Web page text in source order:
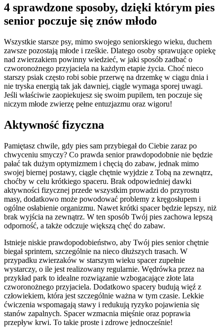
4 sprawdzone sposoby, dzięki którym pies
senior poczuje się znów młodo
Wszystkie starsze psy, mimo swojego seniorskiego wieku, duchem
zawsze pozostają młode i rześkie. Dlatego osoby sprawujące opiekę
nad zwierzakiem powinny wiedzieć, w jaki sposób zadbać o
czworonożnego przyjaciela na każdym etapie życia. Choć nieco
starszy psiak często robi sobie przerwę na drzemkę w ciągu dnia i
nie tryska energią tak jak dawniej, ciągle wymaga sporej uwagi.
Jeśli właściwie zaopiekujesz się swoim pupilem, ten poczuje się
niczym młode zwierzę pełne entuzjazmu oraz wigoru!
Aktywność fizyczna
Pamiętasz chwile, gdy pies sam przybiegał do Ciebie zaraz po
chwyceniu smyczy? Co prawda senior prawdopodobnie nie będzie
pałać tak dużym optymizmem i chęcią do zabaw, jednak mimo
swojej biernej postawy, ciągle chętnie wyjdzie z Tobą na zewnątrz,
choćby w celu krótkiego spaceru. Brak odpowiedniej dawki
aktywności fizycznej przede wszystkim prowadzi do przyrostu
masy, dodatkowo może powodować problemy z kręgosłupem i
ogólne osłabienie organizmu. Nawet krótki spacer będzie lepszy, niż
brak wyjścia na zewnątrz. W ten sposób Twój pies zachowa lepszą
odporność, a także odczuje większą chęć do zabaw.
Istnieje niskie prawdopodobieństwo, aby Twój pies senior chętnie
biegał sprintem, szczególnie na nieco dłuższych trasach. W
przypadku zwierzaków w starszym wieku spacer zupełnie
wystarczy, o ile jest realizowany regularnie. Wędrówka przez na
przykład park to idealne rozwiązanie wzbogacające złote lata
czworonożnego przyjaciela. Dodatkowo spacery budują więź z
człowiekiem, która jest szczególnie ważna w tym czasie. Lekkie
ćwiczenia wspomagają stawy i redukują ryzyko pojawienia się
stanów zapalnych. Spacer wzmacnia mięśnie oraz poprawia
przepływ krwi. To takie proste i zdrowe jednocześnie!